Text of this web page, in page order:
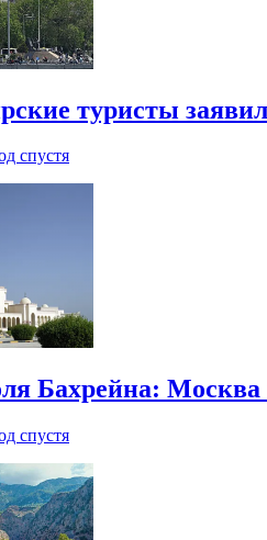
туристы
спустя
Бахрейна: Москва
спустя